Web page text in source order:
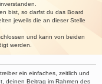
bist, so darfst du das Board
jeweils die an dieser Stelle
und kann von beiden
werden.
ein einfaches, zeitlich und
deinen Beitrag im Rahmen des